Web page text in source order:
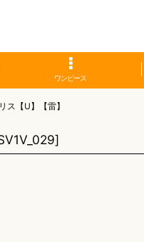
ワンピース
ス【U】【雷】
]